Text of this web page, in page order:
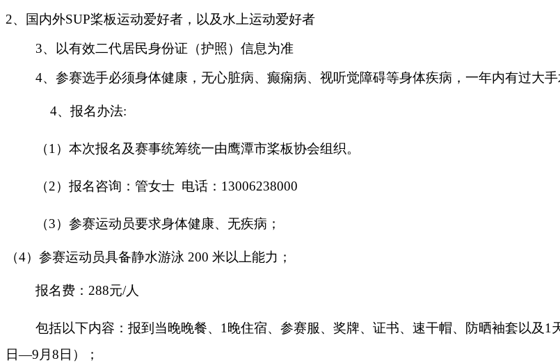
2、国内外SUP桨板运动爱好者，以及水上运动爱好者
3、以有效二代居民身份证（护照）信息为准
4、参赛选手必须身体健康，无心脏病、癫痫病、视听觉障碍等身体疾病，一年内有过大
4、报名办法:
（1 ） 本次报名及赛事统筹统一由鹰潭市桨板协会组织。
（2）报名咨询：管女士 电话：13006238000
（3）参赛运动员要求身体健康、无疾病；
（4）参赛运动员具备静水游泳 200 米以上能力；
报名费： 288元/人
包括以下内容：报到当晚晚餐、 1晚住宿、 参赛服、奖牌、证书、速干帽、防晒袖套以及1
日—9 月 8 日）；